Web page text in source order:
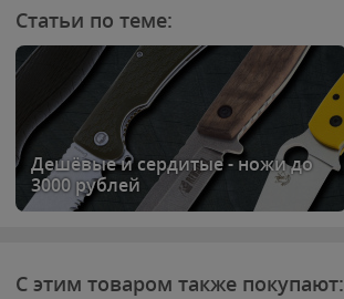
Статьи по теме:
Дешёвые и сердитые - ножи до
3000 рублей
С этим товаром также покупают: